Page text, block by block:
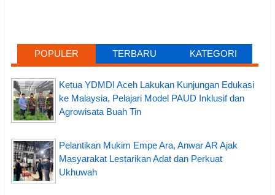
POPULER TERBARU KATEGORI
Ketua YDMDI Aceh Lakukan Kunjungan Edukasi
ke Malaysia, Pelajari Model PAUD Inklusif dan
Agrowisata Buah Tin
Pelantikan Mukim Empe Ara, Anwar AR Ajak
Masyarakat Lestarikan Adat dan Perkuat
Ukhuwah